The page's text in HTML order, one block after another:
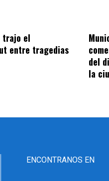
trajo el
entre tragedias
del
la
ENCONTRANOS EN